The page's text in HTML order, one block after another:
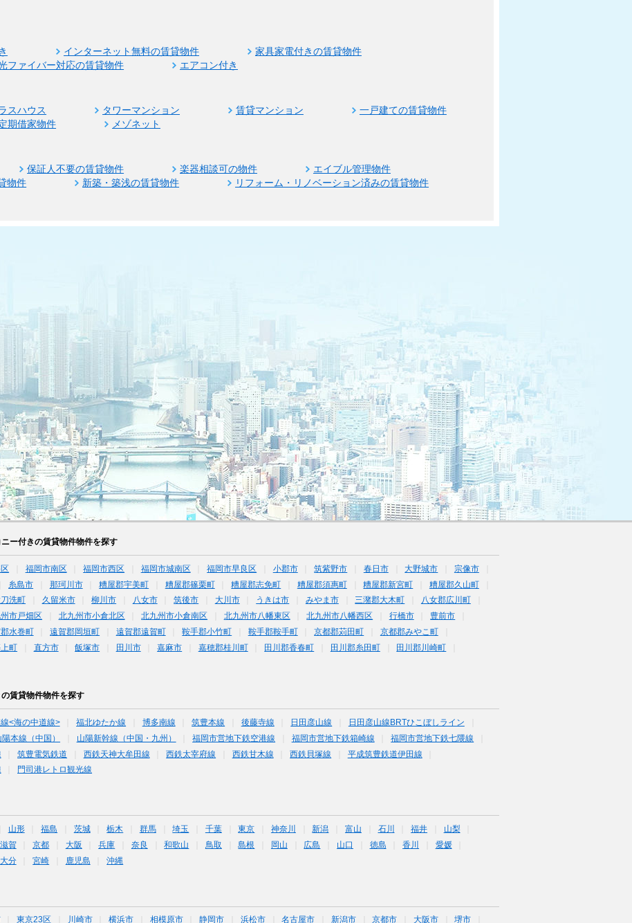
インターネット無料の賃貸物件
家具家電付きの賃貸物件
ファイバー対応の賃貸物件 エアコン付き
スハウス タワーマンション 賃貸マンション
一戸建ての賃貸物件
期借家物件 メゾネット
保証人不要の賃貸物件 楽器相談可の物件
エイブル管理物件
物件
新築・築浅の賃貸物件 リフォーム・リノベーション済みの賃貸物件
ー付きの賃貸物件物件を探す
福岡市南区 福岡市西区 福岡市城南区 福岡市早良区 小郡市 筑紫野市 春日市 大野城市
宗像市
糸島市 那珂川市 糟屋郡宇美町 糟屋郡篠栗町 糟屋郡志免町 糟屋郡須惠町 糟屋郡新宮町
糟屋郡久山町
洗町 久留米市 柳川市 八女市 筑後市 大川市 うきは市 みやま市 三潴郡大木町
八女郡広川町
市戸畑区 北九州市小倉北区 北九州市小倉南区 北九州市八幡東区 北九州市八幡西区 行橋市
豊前市
水巻町 遠賀郡岡垣町 遠賀郡遠賀町 鞍手郡小竹町 鞍手郡鞍手町 京都郡苅田町
京都郡みやこ町
町 直方市 飯塚市 田川市 嘉麻市 嘉穂郡桂川町 田川郡香春町 田川郡糸田町
田川郡川崎町
賃貸物件物件を探す
<海の中道線> 福北ゆたか線 博多南線 筑豊本線 後藤寺線 日田彦山線
日田彦山線BRTひこぼしライン
陽本線（中国） 山陽新幹線（中国・九州） 福岡市営地下鉄空港線 福岡市営地下鉄箱崎線
福岡市営地下鉄七隈線
筑豊電気鉄道 西鉄天神大牟田線 西鉄太宰府線 西鉄甘木線 西鉄貝塚線
平成筑豊鉄道伊田線
門司港レトロ観光線
山形 福島 茨城 栃木 群馬 埼玉 千葉 東京 神奈川 新潟 富山 石川 福井
山梨
滋賀 京都 大阪 兵庫 奈良 和歌山 鳥取 島根 岡山 広島 山口 徳島 香川
愛媛
大分 宮崎 鹿児島 沖縄
東京23区 川崎市 横浜市 相模原市 静岡市 浜松市 名古屋市 新潟市 京都市 大阪市 堺市